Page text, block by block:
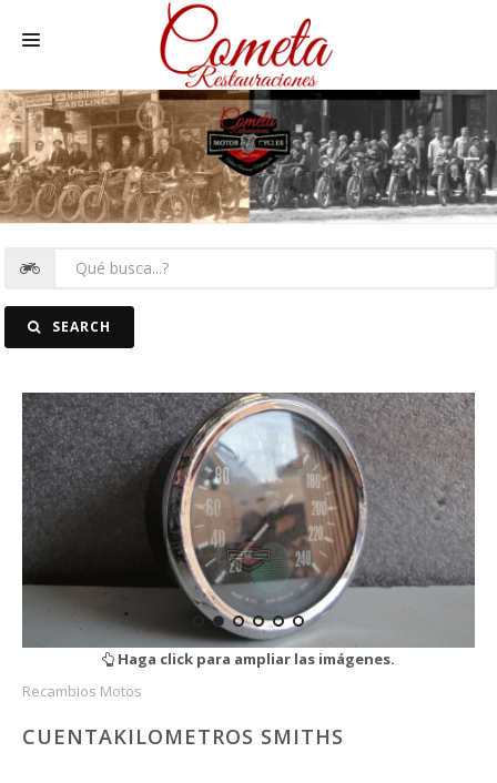
HOME
MOTOS NACIONALES Y OTRAS
REC. MOTOS
FOTOSSEARCH
Haga click para ampliar las imágenes.
Recambios Motos
CUENTAKILOMETROS SMITHS